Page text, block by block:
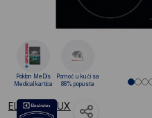
ELECTROLUX
Poklon MeDis
Medical kartica
Pomoć u kući sa
88% popusta